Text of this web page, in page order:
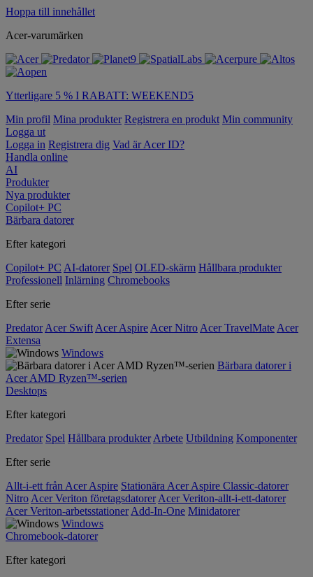
Hoppa till innehållet
Acer-varumärken
Ytterligare 5 % I RABATT: WEEKEND5
Min profil Mina produkter Registrera en produkt Min community
Logga ut
Logga in Registrera dig Vad är Acer ID?
Handla online
AI
Produkter
Nya produkter
Copilot+ PC
Bärbara datorer
Efter kategori
Copilot+ PC AI-datorer Spel OLED-skärm Hållbara produkter
Professionell Inlärning Chromebooks
Efter serie
Predator Acer Swift Acer Aspire Acer Nitro Acer TravelMate Acer
Extensa
Windows
Bärbara datorer i
Acer AMD Ryzen™-serien
Desktops
Efter kategori
Predator Spel Hållbara produkter Arbete Utbildning Komponenter
Efter serie
Allt-i-ett från Acer Aspire Stationära Acer Aspire Classic-datorer
Nitro Acer Veriton företagsdatorer Acer Veriton-allt-i-ett-datorer
Acer Veriton-arbetsstationer Add-In-One Minidatorer
Windows
Chromebook-datorer
Efter kategori